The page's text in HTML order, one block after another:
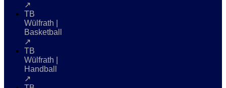
↗
TB
Wülfrath |
Basketball
↗
TB
Wülfrath |
Handball
↗